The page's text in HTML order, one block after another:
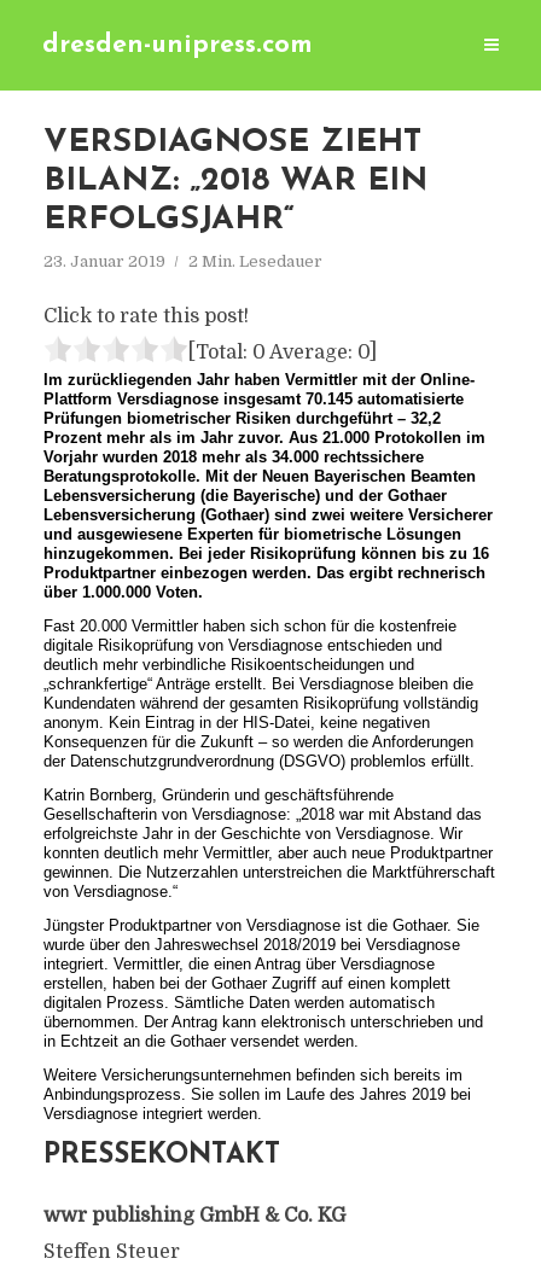
dresden-unipress.com
VERSDIAGNOSE ZIEHT
BILANZ: „2018 WAR EIN
ERFOLGSJAHR“
23. Januar 2019 2 Min. Lesedauer
Click to rate this post!
[Total: 0 Average: 0]
Im zurückliegenden Jahr haben Vermittler mit der Online-
Plattform Versdiagnose insgesamt 70.145 automatisierte
Prüfungen biometrischer Risiken durchgeführt – 32,2
Prozent mehr als im Jahr zuvor. Aus 21.000 Protokollen im
Vorjahr wurden 2018 mehr als 34.000 rechtssichere
Beratungsprotokolle. Mit der Neuen Bayerischen Beamten
Lebensversicherung (die Bayerische) und der Gothaer
Lebensversicherung (Gothaer) sind zwei weitere Versicherer
und ausgewiesene Experten für biometrische Lösungen
hinzugekommen. Bei jeder Risikoprüfung können bis zu 16
Produktpartner einbezogen werden. Das ergibt rechnerisch
über 1.000.000 Voten.
Fast 20.000 Vermittler haben sich schon für die kostenfreie
digitale Risikoprüfung von Versdiagnose entschieden und
deutlich mehr verbindliche Risikoentscheidungen und
„schrankfertige“ Anträge erstellt. Bei Versdiagnose bleiben die
Kundendaten während der gesamten Risikoprüfung vollständig
anonym. Kein Eintrag in der HIS-Datei, keine negativen
Konsequenzen für die Zukunft – so werden die Anforderungen
der Datenschutzgrundverordnung (DSGVO) problemlos erfüllt.
Katrin Bornberg, Gründerin und geschäftsführende
Gesellschafterin von Versdiagnose: „2018 war mit Abstand das
erfolgreichste Jahr in der Geschichte von Versdiagnose. Wir
konnten deutlich mehr Vermittler, aber auch neue Produktpartner
gewinnen. Die Nutzerzahlen unterstreichen die Marktführerschaft
von Versdiagnose.“
Jüngster Produktpartner von Versdiagnose ist die Gothaer. Sie
wurde über den Jahreswechsel 2018/2019 bei Versdiagnose
integriert. Vermittler, die einen Antrag über Versdiagnose
erstellen, haben bei der Gothaer Zugriff auf einen komplett
digitalen Prozess. Sämtliche Daten werden automatisch
übernommen. Der Antrag kann elektronisch unterschrieben und
in Echtzeit an die Gothaer versendet werden.
Weitere Versicherungsunternehmen befinden sich bereits im
Anbindungsprozess. Sie sollen im Laufe des Jahres 2019 bei
Versdiagnose integriert werden.
PRESSEKONTAKT
wwr publishing GmbH & Co. KG
Steffen Steuer